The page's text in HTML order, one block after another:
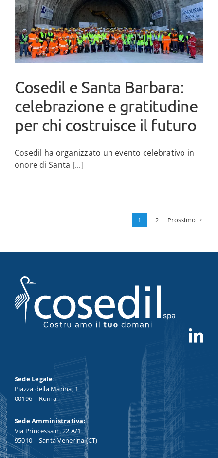
Cosedil e Santa Barbara:
celebrazione e gratitudine
per chi costruisce il futuro
Cosedil ha organizzato un evento celebrativo in
onore di Santa [...]
1 2 Prossimo
Sede Legale:
Piazza della Marina, 1
00196 – Roma
Sede Amministrativa:
Via Princessa n. 22 A/1
95010 – Santa Venerina (CT)